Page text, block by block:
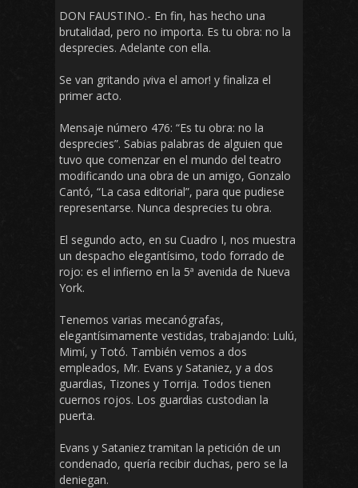
DON FAUSTINO.- En fin, has hecho una
brutalidad, pero no importa. Es tu obra: no la
desprecies. Adelante con ella.
Se van gritando ¡viva el amor! y finaliza el
primer acto.
Mensaje número 476: “Es tu obra: no la
desprecies”. Sabias palabras de alguien que
tuvo que comenzar en el mundo del teatro
modificando una obra de un amigo, Gonzalo
Cantó, “La casa editorial”, para que pudiese
representarse. Nunca desprecies tu obra.
El segundo acto, en su Cuadro I, nos muestra
un despacho elegantísimo, todo forrado de
rojo: es el infierno en la 5ª avenida de Nueva
York.
Tenemos varias mecanógrafas,
elegantísimamente vestidas, trabajando: Lulú,
Mimí, y Totó. También vemos a dos
empleados, Mr. Evans y Sataniez, y a dos
guardias, Tizones y Torrija. Todos tienen
cuernos rojos. Los guardias custodian la
puerta.
Evans y Sataniez tramitan la petición de un
condenado, quería recibir duchas, pero se la
deniegan.